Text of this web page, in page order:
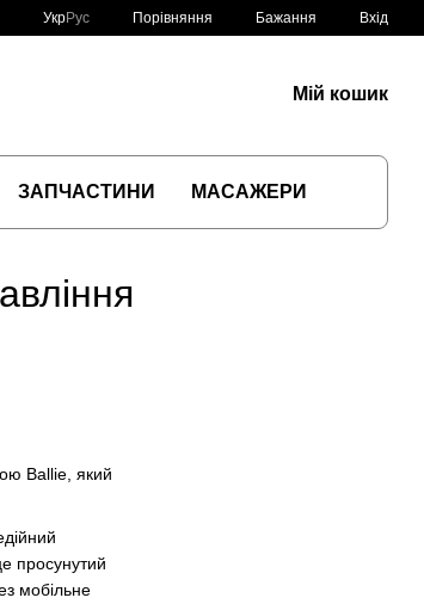
УкрРус Порівняння Бажання Вхід
Мій кошик
ЗАПЧАСТИНИ МАСАЖЕРИ
Ballie, який
просунутий
мобільне